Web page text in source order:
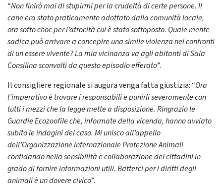
“Non finirò mai di stupirmi per la crudeltà di certe persone. Il
cane era stato praticamente adottato dalla comunità locale,
ora sotto choc per l’atrocità cui è stato sottoposto. Quale mente
sadica può arrivare a concepire una simile violenza nei confronti
di un essere vivente? La mia vicinanza va agli abitanti di Sala
Consilina sconvolti da questo episodio efferato”.
Il consigliere regionale si augura venga fatta giustizia: “Ora
l’imperativo è trovare i responsabili e punirli severamente con
tutti i mezzi che la legge mette a disposizione. Ringrazio le
Guardie Ecozoofile che, informate della vicenda, hanno avviato
subito le indagini del caso. Mi unisco all’appello
dell’Organizzazione Internazionale Protezione Animali
confidando nella sensibilità e collaborazione dei cittadini in
grado di fornire informazioni utili. Batterci per i diritti degli
animali è un dovere civico”.